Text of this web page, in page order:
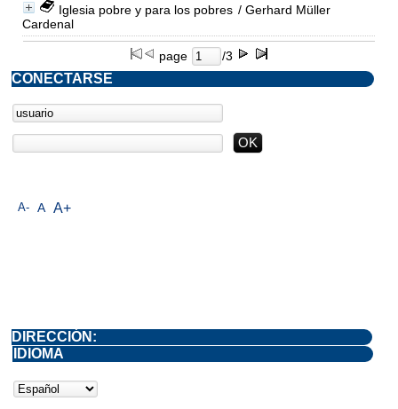
Iglesia pobre y para los pobres / Gerhard Müller
Cardenal
page /3
A- A A+
CONECTARSE
DIRECCIÓN:
IDIOMA